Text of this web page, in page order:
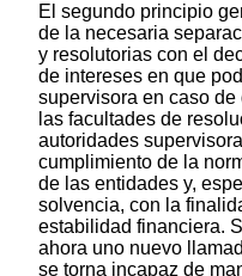
El segundo principio
de la necesaria
y resolutorias con el
de intereses en que
supervisora en caso de
las facultades de
autoridades
cumplimiento de la
de las entidades y,
solvencia, con la
estabilidad financiera.
ahora uno nuevo
se torna incapaz de